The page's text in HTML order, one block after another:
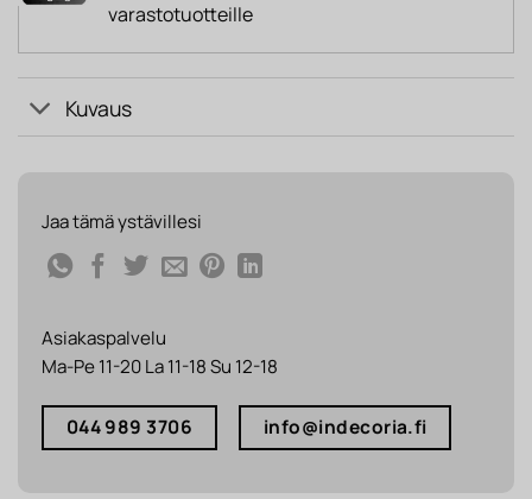
varastotuotteille
Kuvaus
Jaa tämä ystävillesi
Asiakaspalvelu
Ma-Pe 11-20 La 11-18 Su 12-18
044 989 3706 info@indecoria.fi